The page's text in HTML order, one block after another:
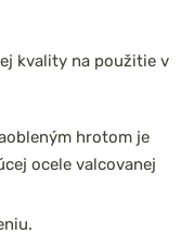
kvality na použitie v
hrotom je
ocele valcovanej